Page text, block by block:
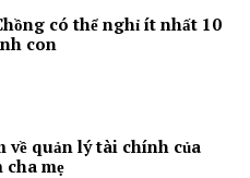
có thể nghỉ ít nhất 10
con
về quản lý tài chính của
cha mẹ